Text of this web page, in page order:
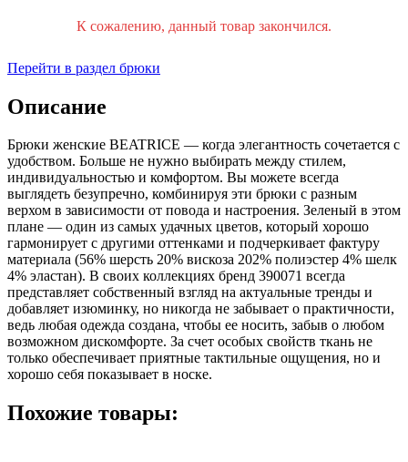
К сожалению, данный товар закончился.
Перейти в раздел брюки
Описание
Брюки женские BEATRICE — когда элегантность сочетается с
удобством. Больше не нужно выбирать между стилем,
индивидуальностью и комфортом. Вы можете всегда
выглядеть безупречно, комбинируя эти брюки с разным
верхом в зависимости от повода и настроения. Зеленый в этом
плане — один из самых удачных цветов, который хорошо
гармонирует с другими оттенками и подчеркивает фактуру
материала (56% шерсть 20% вискоза 202% полиэстер 4% шелк
4% эластан). В своих коллекциях бренд 390071 всегда
представляет собственный взгляд на актуальные тренды и
добавляет изюминку, но никогда не забывает о практичности,
ведь любая одежда создана, чтобы ее носить, забыв о любом
возможном дискомфорте. За счет особых свойств ткань не
только обеспечивает приятные тактильные ощущения, но и
хорошо себя показывает в носке.
Похожие товары: